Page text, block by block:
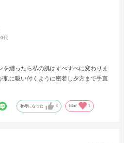
代
を纏ったら私の肌はすべすべに変わりま
肌に吸い付くように密着し夕方まで手直
参考になった 0 Like! 1